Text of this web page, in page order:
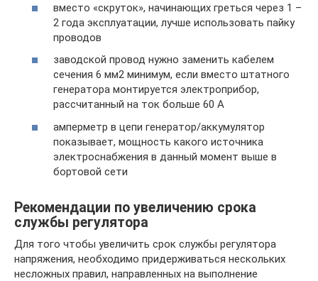
вместо «скруток», начинающих греться через 1 –
2 года эксплуатации, лучше использовать пайку
проводов
заводской провод нужно заменить кабелем
сечения 6 мм2 минимум, если вместо штатного
генератора монтируется электроприбор,
рассчитанный на ток больше 60 А
амперметр в цепи генератор/аккумулятор
показывает, мощность какого источника
электроснабжения в данный момент выше в
бортовой сети
Рекомендации по увеличению срока
службы регулятора
Для того чтобы увеличить срок службы регулятора
напряжения, необходимо придерживаться нескольких
несложных правил, направленных на выполнение